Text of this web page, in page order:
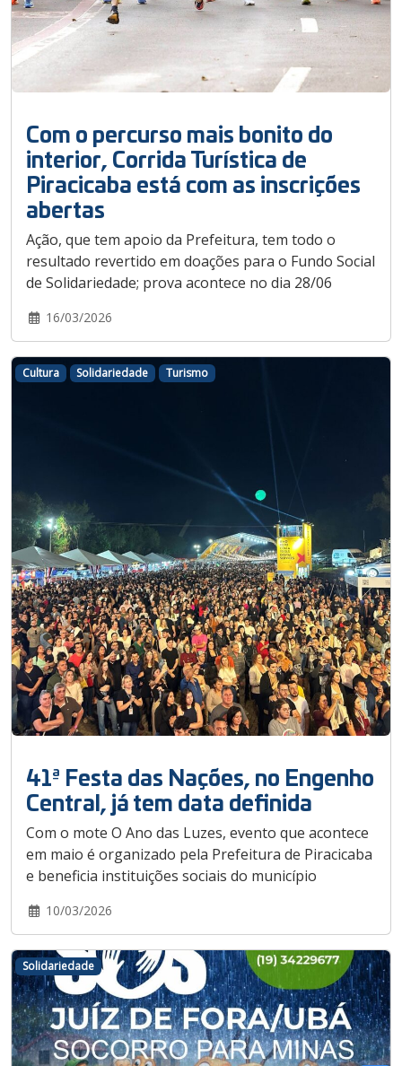
Com o percurso mais bonito do
interior, Corrida Turística de
Piracicaba está com as inscrições
abertas
Ação, que tem apoio da Prefeitura, tem todo o
resultado revertido em doações para o Fundo Social
de Solidariedade; prova acontece no dia 28/06
16/03/2026
41ª Festa das Nações, no Engenho
Central, já tem data definida
Com o mote O Ano das Luzes, evento que acontece
em maio é organizado pela Prefeitura de Piracicaba
e beneficia instituições sociais do município
10/03/2026
Cultura Solidariedade Turismo
Solidariedade